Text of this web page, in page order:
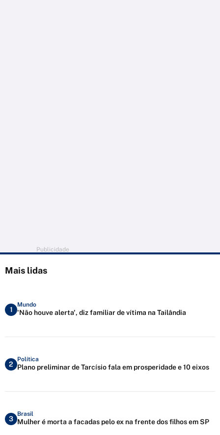
Publicidade
Mais lidas
1
Mundo
'Não houve alerta', diz familiar de vítima na Tailândia
2
Política
Plano preliminar de Tarcísio fala em prosperidade e 10 eixos
3
Brasil
Mulher é morta a facadas pelo ex na frente dos filhos em SP